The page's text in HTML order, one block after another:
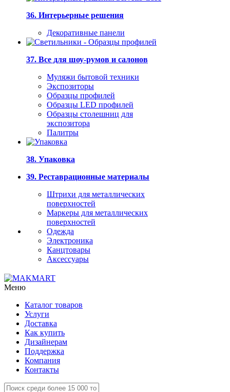
36. Интерьерные решения
Декоративные панели
37. Все для шоу-румов и салонов
Муляжи бытовой техники
Экспозиторы
Образцы профилей
Образцы LED профилей
Образцы столешниц для
экспозитора
Палитры
38. Упаковка
39. Реставрационные материалы
Штрихи для металлических
поверхностей
Маркеры для металлических
поверхностей
Одежда
Электроника
Канцтовары
Аксессуары
Меню
Каталог товаров
Услуги
Доставка
Как купить
Дизайнерам
Поддержка
Компания
Контакты